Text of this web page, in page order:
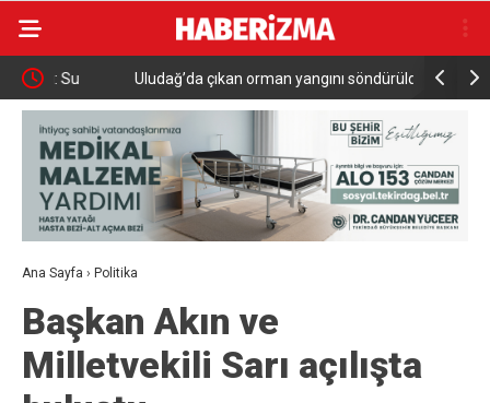
Uludağ’da çıkan orman yangını söndürüldü MGK 6
Güvenlik
Ana Sayfa › Politika
Başkan Akın ve
Milletvekili Sarı açılışta